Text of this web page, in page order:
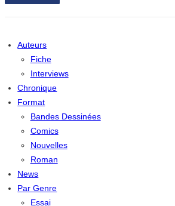
Auteurs
Fiche
Interviews
Chronique
Format
Bandes Dessinées
Comics
Nouvelles
Roman
News
Par Genre
Essai